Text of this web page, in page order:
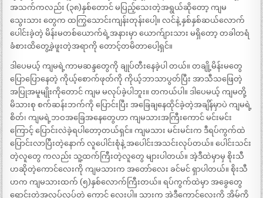
အသက်ကလည်း (၃၈)နှစ်တောင် မပြည့်သေးတဲ့အရွယ်ဆိုတော့ ကျမ
သွေးသား တွေက ထကြွသောင်းကျန်းတုန်းပေါ့။ လင်နဲ့ နှစ်နှစ်ဆယ်လောက်
ပေါင်းခဲ့တဲ့ မိန်းမတစ်ယောက်ရဲ့အနားမှာ ယောက်ျားသား မရှိတော့ တခါတရံ
ခံစားထိတွေ့ခဲ့ဖူးတဲ့အရာကို တောင့်တမိတာပေါ့ရှင်။
ဒါပေမယ့် ကျမရဲ့ကာမဆန္ဒတွေကို ချုပ်တီးနေခဲ့ပါ တယ်။ တချို့မိန်းမတွေ
ပြောပြောနေတဲ့ ကိုယ့်စောက်ဖုတ်ကို ကိုယ့်ဘာသာပွတ်ပြီး အာသီသဖြေတဲ့
အပြုအမူမျိုးကိုတောင် ကျမ မလုပ်ခဲ့ပါဘူး။ တကယ်ပါ။ ဒါပေမယ့် ကျမတို့
မိသားစု စက်ဆန်းဘက်ကို ပြောင်းပြီး အခြေချနေထိုင်ခဲ့တဲ့အချိန်မှာပဲ ကျမရဲ့
စိတ်၊ ကျမရဲ့ဘဝအခြေအနေတွေဟာ ကျမသားအကြီးကောင် မင်းမင်း
ကြောင့် ပြောင်းလဲခဲ့ရပါတော့တယ်ရှင်။ ကျမသား မင်းမင်းက ဒီရပ်ကွက်ထဲ
ပြောင်းလာပြီးတဲ့နောက် လူပေါင်းစုံနဲ့ အပေါင်းအသင်းလုပ်တယ်။ ပေါင်းသင်း
တဲ့လူတွေ ကလည်း သူ့ထက်ကြီးတဲ့လူတွေ များပါတယ်။ အဲ့ဒီထဲမှာမှ စိုးသီ
ဟဆိုတဲ့ကောင်လေးကို ကျမသားက အတော်လေး ခင်မင် ရှာပါတယ်။ စိုးသီ
ဟက ကျမသားထက် (၅)နှစ်လောက်ကြီးတယ်။ ရပ်ကွက်ထဲမှာ အခွေတွေ
ရောင်းတဲ့အလုပ်လုပ်တဲ့ ကောင် လေးပါ။ သားက အဲဒီကောင်လေးကို အိမ်ကို